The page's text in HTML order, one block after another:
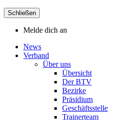
Schließen
Melde dich an
News
Verband
Über uns
Übersicht
Der BTV
Bezirke
Präsidium
Geschäftsstelle
Trainerteam